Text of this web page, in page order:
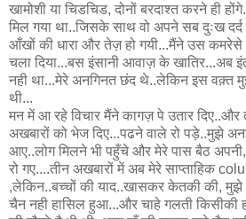
खामोशी या चिडचिड, दोनों बरदाश्त करने ही
मिल गया था..जिसके साथ वो अपने सब दुःख
आँखों की धारा और तेज़ हो गयी...मैंने उस कमरेसे
चला दिया...बस इंसानी आवाज़ के खातिर...अब
नही था...मेरे अनगिनत छंद थे..लेकिन इस वक़्त
थी...
मन में आ रहे विचार मैंने कागज़ पे उतार दिए..और
अखबारों को भेज दिए...पढने वाले रो पड़े..मुझे
आए..लोग मिलने भी पहुँचे और मेरे पास बैठ
रो गए....तीन अखबारों में अब मेरे साप्ताहिक
,लेकिन..बच्चों की याद..खासकर केतकी की, मुझे
चैन नही हासिल हुआ...और चाहे गलती किसीकी